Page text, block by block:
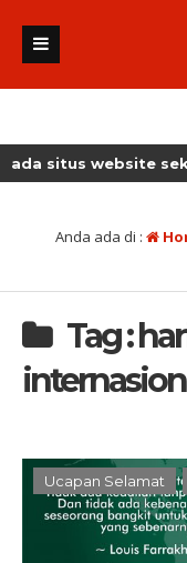
website sekolah
Anda ada di :
Tag :
Ucapan Selamat